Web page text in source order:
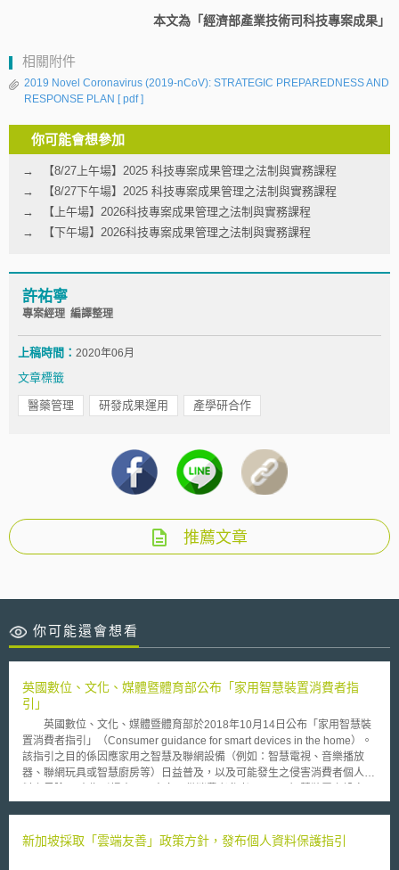
本文為「經濟部產業技術司科技專案成果」
相關附件
2019 Novel Coronavirus (2019‑nCoV): STRATEGIC PREPAREDNESS AND
RESPONSE PLAN [ pdf ]
你可能會想參加
【8/27上午場】2025 科技專案成果管理之法制與實務課程
【8/27下午場】2025 科技專案成果管理之法制與實務課程
【上午場】2026科技專案成果管理之法制與實務課程
【下午場】2026科技專案成果管理之法制與實務課程
許祐寧
專案經理 編譯整理
上稿時間： 2020年06月
文章標籤
醫藥管理 研發成果運用 產學研合作
推薦文章
你可能還會想看
英國數位、文化、媒體暨體育部公布「家用智慧裝置消費者指
引」
英國數位、文化、媒體暨體育部於2018年10月14日公布「家用智慧裝
置消費者指引」（Consumer guidance for smart devices in the home）。
該指引之目的係因應家用之智慧及聯網設備（例如：智慧電視、音樂播放
器、聯網玩具或智慧廚房等）日益普及，以及可能發生之侵害消費者個人資
(一) 應閱讀與遵循智慧設備之設定指示。 (二) 確認設備指示是否要
(例如，0000)，則應更換成較複雜之密碼。 二. 帳號管理 (一) 確保密
新加坡採取「雲端友善」政策方針，發布個人資料保護指引